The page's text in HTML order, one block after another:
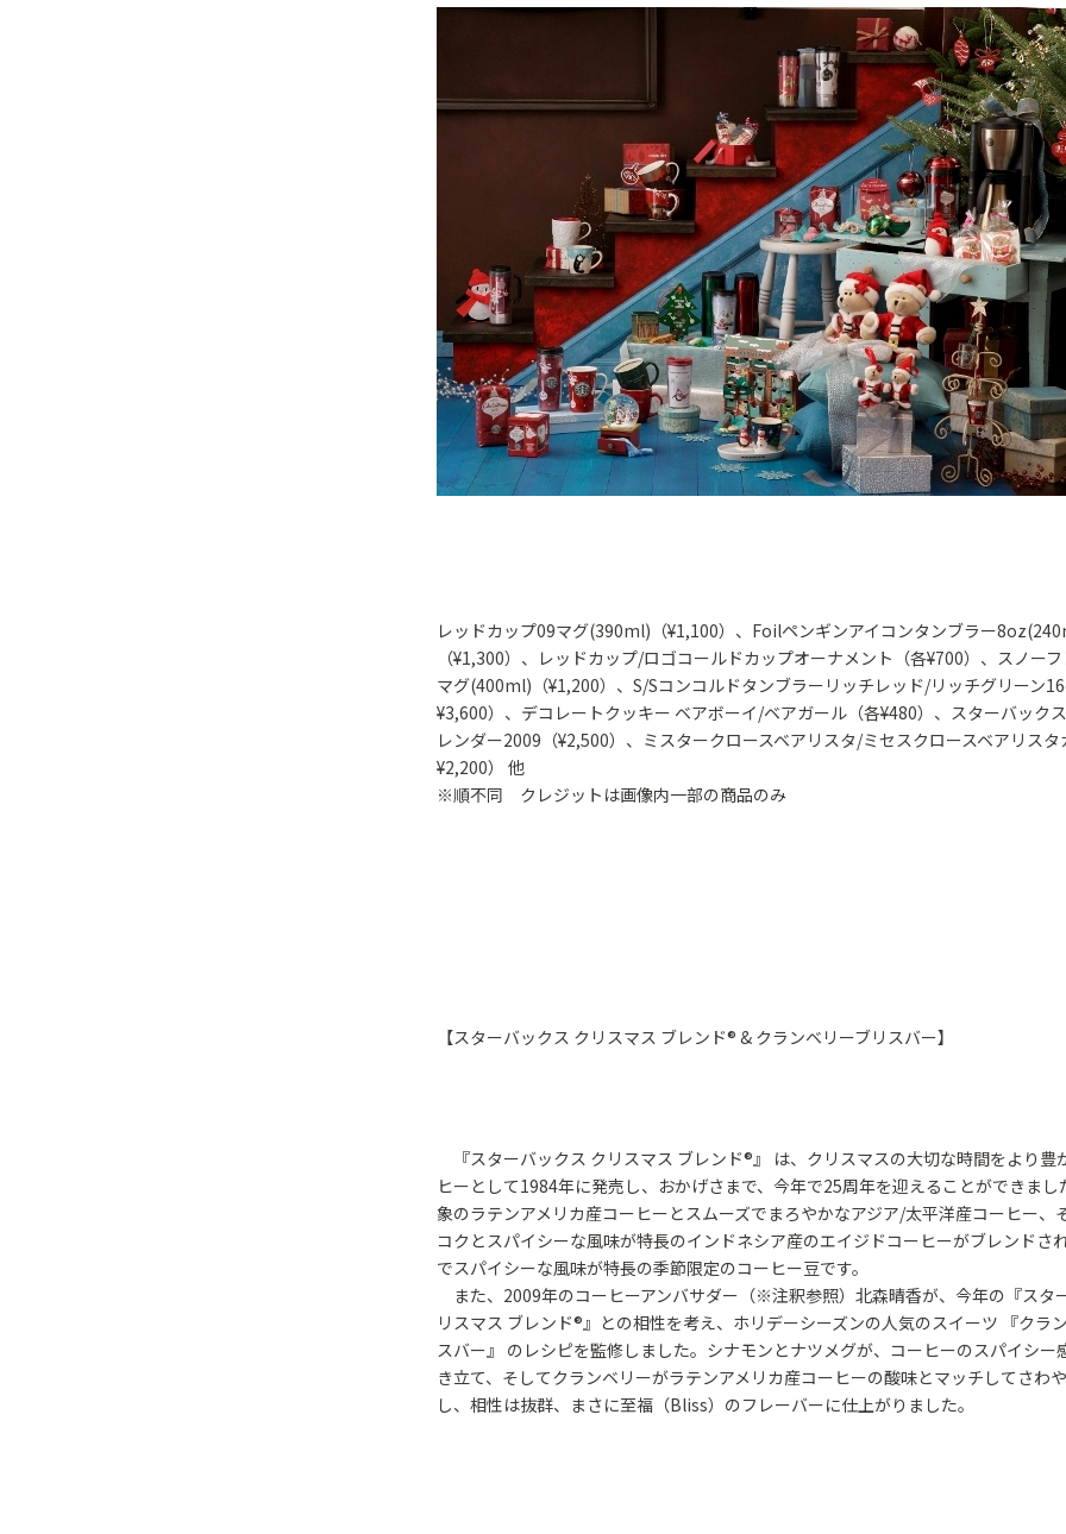
レッドカップ09マグ(390ml)（¥1,100）、Foilペンギンアイコンタンブラー
（¥1,300）、レッドカップ/ロゴコールドカップオーナメント（各¥700）、スノー
マグ(400ml)（¥1,200）、S/Sコンコルドタンブラーリッチレッド/リッチグリーン
¥3,600）、デコレートクッキー ベアボーイ/ベアガール（各¥480）、スターバック
レンダー2009（¥2,500）、ミスタークロースベアリスタ/ミセスクロースベアリス
¥2,200） 他
※順不同 クレジットは画像内一部の商品のみ
【スターバックス クリスマス ブレンド® & クランベリーブリスバー】
『スターバックス クリスマス ブレンド®』 は、クリスマスの大切な時間をより豊
ヒーとして1984年に発売し、おかげさまで、今年で25周年を迎えることができまし
象のラテンアメリカ産コーヒーとスムーズでまろやかなアジア/太平洋産コーヒー、
コクとスパイシーな風味が特長のインドネシア産のエイジドコーヒーがブレンドさ
でスパイシーな風味が特長の季節限定のコーヒー豆です。
また、2009年のコーヒーアンバサダー（※注釈参照）北森晴香が、今年の『スタ
リスマス ブレンド®』との相性を考え、ホリデーシーズンの人気のスイーツ 『クラ
スバー』 のレシピを監修しました。シナモンとナツメグが、コーヒーのスパイシー
き立て、そしてクランベリーがラテンアメリカ産コーヒーの酸味とマッチしてさわ
し、相性は抜群、まさに至福（Bliss）のフレーバーに仕上がりました。